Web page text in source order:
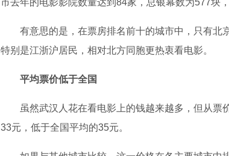
市去年的电影影院数量达到84家，总银幕数为577块
有意思的是，在票房排名前十的城市中，只有北
特别是江浙沪居民，相对北方同胞更热衷看电影。
平均票价低于全国
虽然武汉人花在看电影上的钱越来越多，但从票
33元，低于全国平均的35元。